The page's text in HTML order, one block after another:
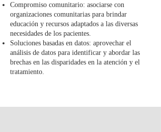
Compromiso comunitario: asociarse con
organizaciones comunitarias para brindar
educación y recursos adaptados a las diversas
necesidades de los pacientes.
Soluciones basadas en datos: aprovechar el
análisis de datos para identificar y abordar las
brechas en las disparidades en la atención y el
tratamiento.